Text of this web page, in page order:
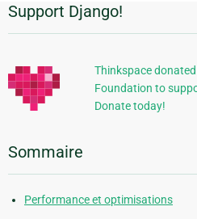
Informations
supplémentaires
Support Django!
Thinkspace
Foundation to
Donate today!
Sommaire
Performance et optimisations